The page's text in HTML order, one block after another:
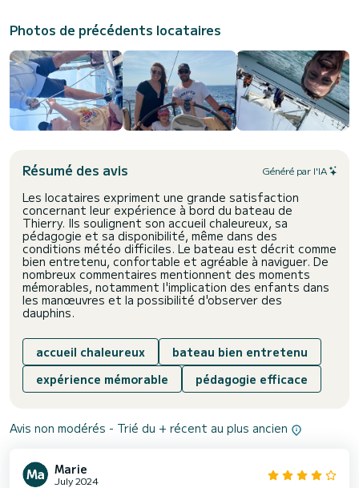
Photos de précédents locataires
Résumé des avis Généré par l'IA
Les locataires expriment une grande satisfaction
concernant leur expérience à bord du bateau de
Thierry. Ils soulignent son accueil chaleureux, sa
pédagogie et sa disponibilité, même dans des
conditions météo difficiles. Le bateau est décrit comme
bien entretenu, confortable et agréable à naviguer. De
nombreux commentaires mentionnent des moments
mémorables, notamment l'implication des enfants dans
les manœuvres et la possibilité d'observer des
dauphins.
accueil chaleureux
bateau bien entretenu
expérience mémorable
pédagogie efficace
Avis non modérés - Trié du + récent au plus ancien
Marie
July 2024